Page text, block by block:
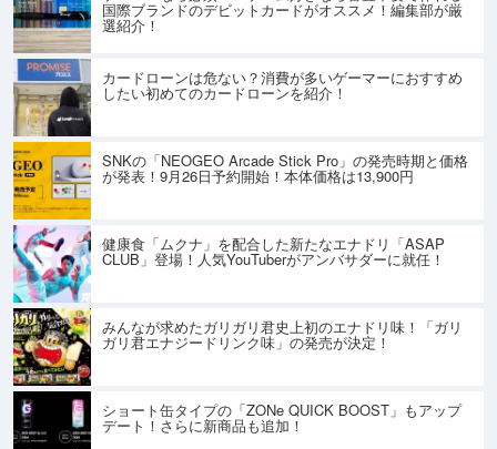
国際ブランドのデビットカードがオススメ！編集部が厳
選紹介！
カードローンは危ない？消費が多いゲーマーにおすすめ
したい初めてのカードローンを紹介！
SNKの「NEOGEO Arcade Stick Pro」の発売時期と価格
が発表！9月26日予約開始！本体価格は13,900円
健康食「ムクナ」を配合した新たなエナドリ「ASAP
CLUB」登場！人気YouTuberがアンバサダーに就任！
みんなが求めたガリガリ君史上初のエナドリ味！「ガリ
ガリ君エナジードリンク味」の発売が決定！
ショート缶タイプの「ZONe QUICK BOOST」もアップ
デート！さらに新商品も追加！